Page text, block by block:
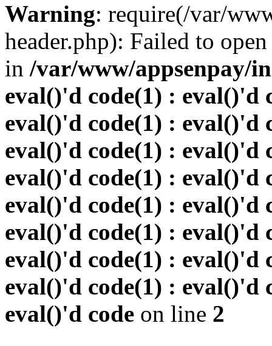
Warning: require(/var/
header.php): Failed to
in /var/www/appsenpay/
eval()'d code(1) : eval()'d
eval()'d code(1) : eval()'d
eval()'d code(1) : eval()'d
eval()'d code(1) : eval()'d
eval()'d code(1) : eval()'d
eval()'d code(1) : eval()'d
eval()'d code(1) : eval()'d
eval()'d code(1) : eval()'d
eval()'d code on line 2